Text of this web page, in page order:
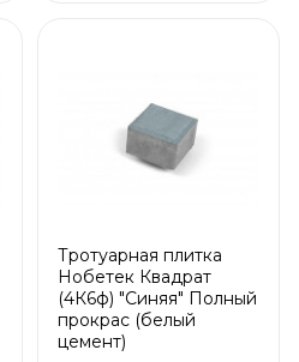
Тротуарная плитка
Нобетек Квадрат
(4К6ф) "Синяя" Полный
прокрас (белый
цемент)